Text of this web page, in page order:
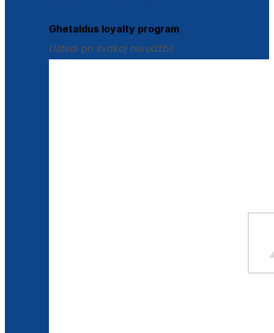
Ghetaldus loyalty program
Uštedi pri svakoj narudžbi!